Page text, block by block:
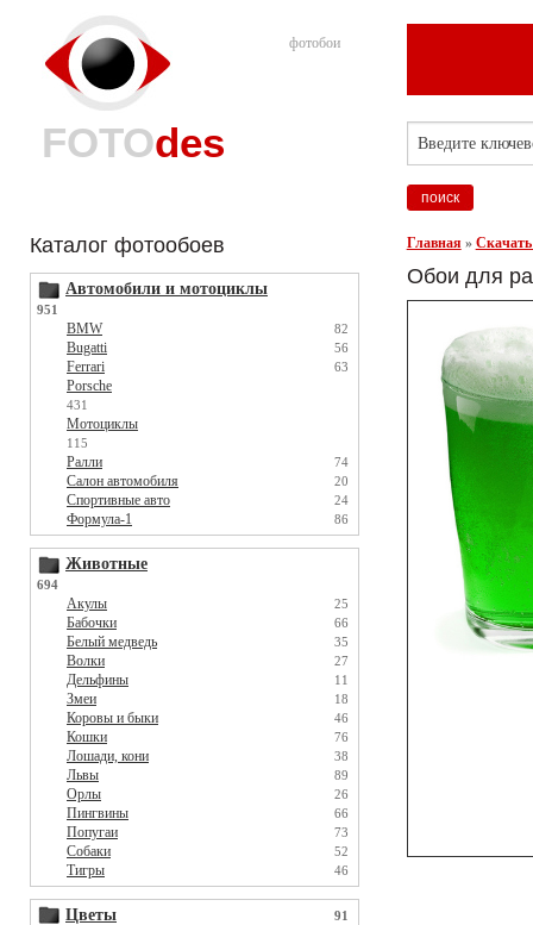
фотобои
FOTOdes
Каталог фотообоев
Автомобили и мотоциклы
951
BMW 82
Bugatti 56
Ferrari 63
Porsche
431
Мотоциклы
115
Ралли 74
Салон автомобиля 20
Спортивные авто 24
Формула-1 86
Животные
694
Акулы 25
Бабочки 66
Белый медведь 35
Волки 27
Дельфины 11
Змеи 18
Коровы и быки 46
Кошки 76
Лошади, кони 38
Львы 89
Орлы 26
Пингвины 66
Попугаи 73
Собаки 52
Тигры 46
Цветы 91
Главная »
Обои для